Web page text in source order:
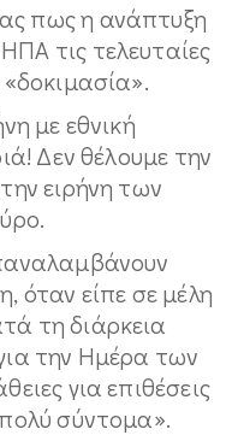
πως η ανάπτυξη
τις τελευταίες
με εθνική
Δεν θέλουμε την
ειρήνη των
όταν είπε σε μέλη
τη διάρκεια
την Ημέρα των
για επιθέσεις
σύντομα».